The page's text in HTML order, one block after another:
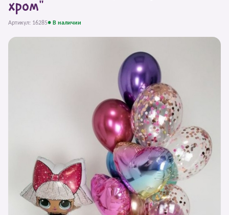
хром"
Артикул: 16285● В наличии